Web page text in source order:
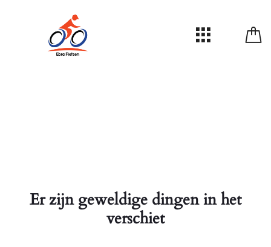
Er zijn geweldige dingen in het
verschiet